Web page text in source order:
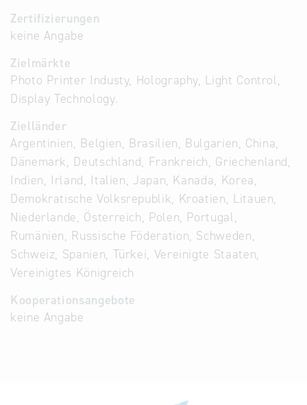
Zertifizierungen
keine Angabe
Zielmärkte
Photo Printer Industy, Holography, Light Control,
Display Technology.
Zielländer
Argentinien, Belgien, Brasilien, Bulgarien, China,
Dänemark, Deutschland, Frankreich, Griechenland,
Indien, Irland, Italien, Japan, Kanada, Korea,
Demokratische Volksrepublik, Kroatien, Litauen,
Niederlande, Österreich, Polen, Portugal,
Rumänien, Russische Föderation, Schweden,
Schweiz, Spanien, Türkei, Vereinigte Staaten,
Vereinigtes Königreich
Kooperationsangebote
keine Angabe